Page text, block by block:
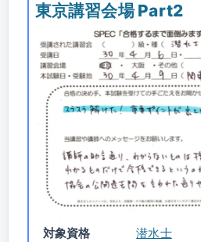
東京講習会場 Part2
対象資格
潜水士